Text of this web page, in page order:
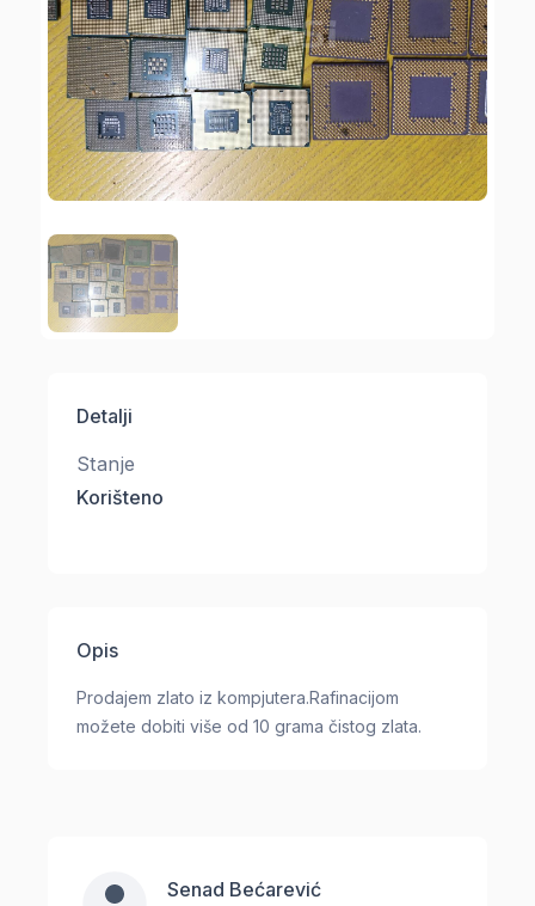
Detalji
Stanje
Korišteno
Opis
Prodajem zlato iz kompjutera.Rafinacijom
možete dobiti više od 10 grama čistog zlata.
Senad Bećarević